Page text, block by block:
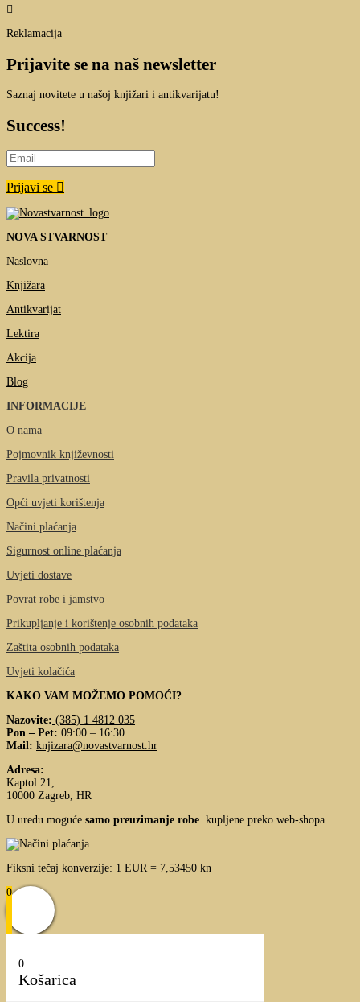

Reklamacija
Prijavite se na naš newsletter
Saznaj novitete u našoj knjižari i antikvarijatu!
Success!
Prijavi se
NOVA STVARNOST
Naslovna
Knjižara
Antikvarijat
Lektira
Akcija
Blog
INFORMACIJE
O nama
Pojmovnik književnosti
Pravila privatnosti
Opći uvjeti korištenja
Načini plaćanja
Sigurnost online plaćanja
Uvjeti dostave
Povrat robe i jamstvo
Prikupljanje i korištenje osobnih podataka
Zaštita osobnih podataka
Uvjeti kolačića
KAKO VAM MOŽEMO POMOĆI?
Nazovite: (385) 1 4812 035
Pon – Pet: 09:00 – 16:30
Mail: knjizara@novastvarnost.hr
Adresa:
Kaptol 21,
10000 Zagreb, HR
U uredu moguće samo preuzimanje robe kupljene preko web-shopa
Fiksni tečaj konverzije: 1 EUR = 7,53450 kn
0
0
Košarica